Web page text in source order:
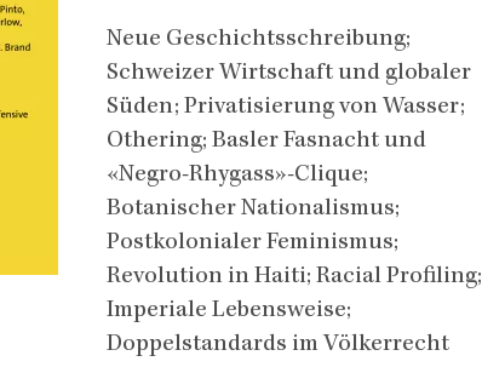
Body
Neue Geschichtsschreibung;
Schweizer Wirtschaft und globaler
Süden; Privatisierung von Wasser;
Othering; Basler Fasnacht und
«Negro-Rhygass»-Clique;
Botanischer Nationalismus;
Postkolonialer Feminismus;
Revolution in Haiti; Racial Profiling;
Imperiale Lebensweise;
Doppelstandards im Völkerrecht